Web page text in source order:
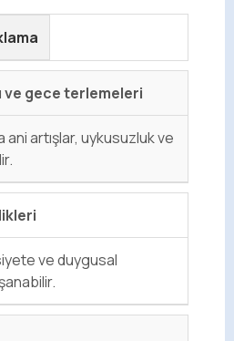
ve gece terlemeleri
ani artışlar, uykusuzluk ve
ve duygusal